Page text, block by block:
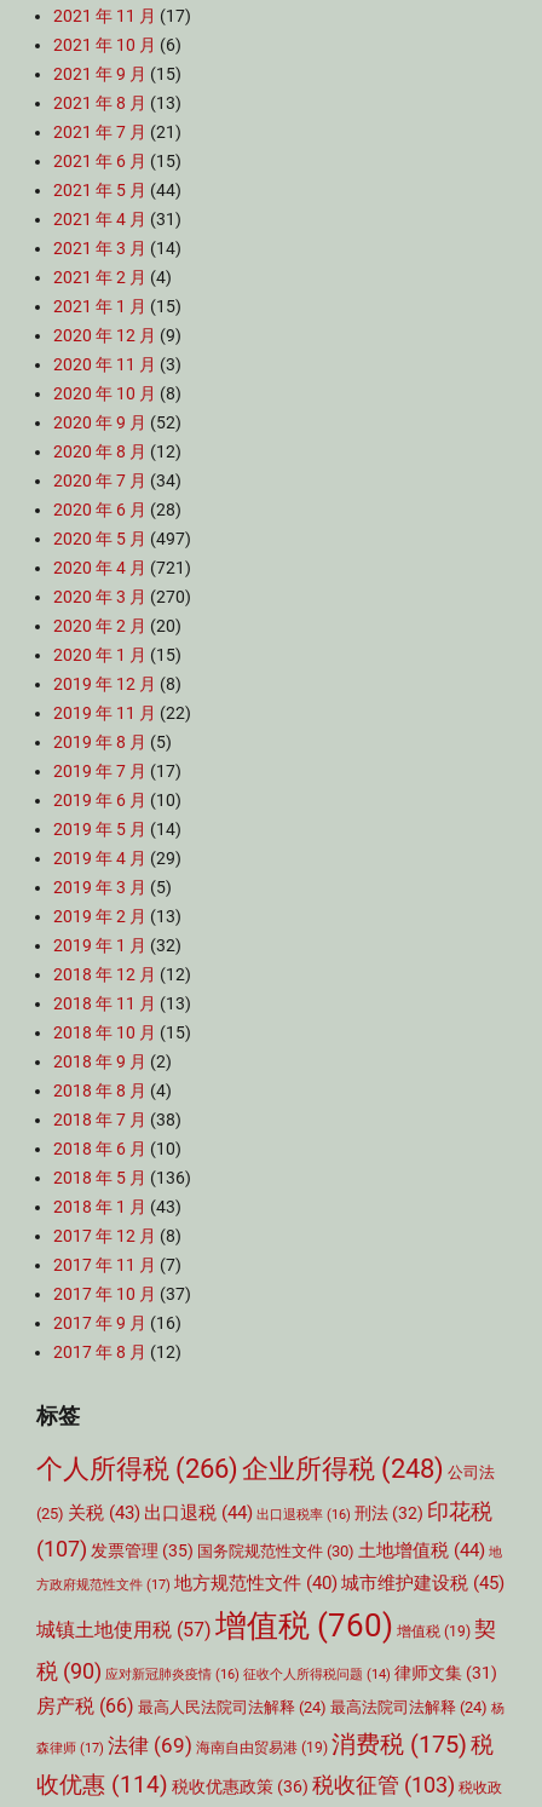
2021 年 11 月 (17)
2021 年 10 月 (6)
2021 年 9 月 (15)
2021 年 8 月 (13)
2021 年 7 月 (21)
2021 年 6 月 (15)
2021 年 5 月 (44)
2021 年 4 月 (31)
2021 年 3 月 (14)
2021 年 2 月 (4)
2021 年 1 月 (15)
2020 年 12 月 (9)
2020 年 11 月 (3)
2020 年 10 月 (8)
2020 年 9 月 (52)
2020 年 8 月 (12)
2020 年 7 月 (34)
2020 年 6 月 (28)
2020 年 5 月 (497)
2020 年 4 月 (721)
2020 年 3 月 (270)
2020 年 2 月 (20)
2020 年 1 月 (15)
2019 年 12 月 (8)
2019 年 11 月 (22)
2019 年 8 月 (5)
2019 年 7 月 (17)
2019 年 6 月 (10)
2019 年 5 月 (14)
2019 年 4 月 (29)
2019 年 3 月 (5)
2019 年 2 月 (13)
2019 年 1 月 (32)
2018 年 12 月 (12)
2018 年 11 月 (13)
2018 年 10 月 (15)
2018 年 9 月 (2)
2018 年 8 月 (4)
2018 年 7 月 (38)
2018 年 6 月 (10)
2018 年 5 月 (136)
2018 年 1 月 (43)
2017 年 12 月 (8)
2017 年 11 月 (7)
2017 年 10 月 (37)
2017 年 9 月 (16)
2017 年 8 月 (12)
标签
个人所得税 (266) 企业所得税 (248) 公司法
(25) 关税 (43) 出口退税 (44) 出口退税率 (16) 刑法 (32) 印花税
(107) 发票管理 (35) 国务院规范性文件 (30) 土地增值税 (44) 地
方政府规范性文件 (17) 地方规范性文件 (40)城市维护建设税 (45)
城镇土地使用税 (57) 增值税 (760) 增值税 (19) 契
税 (90) 应对新冠肺炎疫情 (16) 征收个人所得税问题 (14) 律师文集 (31)
房产税 (66) 最高人民法院司法解释 (24) 最高法院司法解释 (24) 杨
森律师 (17) 法律 (69) 海南自由贸易港 (19) 消费税 (175)税
收优惠 (114) 税收优惠政策 (36) 税收征管 (103) 税收政